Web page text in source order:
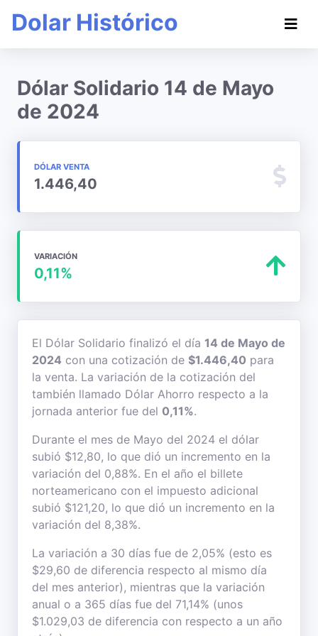
Dolar Histórico
Dólar Solidario 14 de Mayo
de 2024
DÓLAR VENTA
1.446,40
VARIACIÓN
0,11%
El Dólar Solidario finalizó el día 14 de Mayo de
2024 con una cotización de $1.446,40 para
la venta. La variación de la cotización del
también llamado Dólar Ahorro respecto a la
jornada anterior fue del 0,11%.
Durante el mes de Mayo del 2024 el dólar
subió $12,80, lo que dió un incremento en la
variación del 0,88%. En el año el billete
norteamericano con el impuesto adicional
subió $121,20, lo que dió un incremento en la
variación del 8,38%.
La variación a 30 días fue de 2,05% (esto es
$29,60 de diferencia respecto al mismo día
del mes anterior), mientras que la variación
anual o a 365 días fue del 71,14% (unos
$1.029,03 de diferencia con respecto a un año